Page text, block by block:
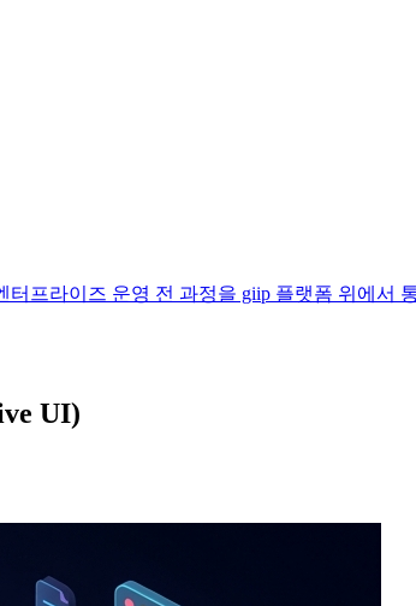
터프라이즈 운영 전 과정을 giip 플랫폼 위에서
UI)